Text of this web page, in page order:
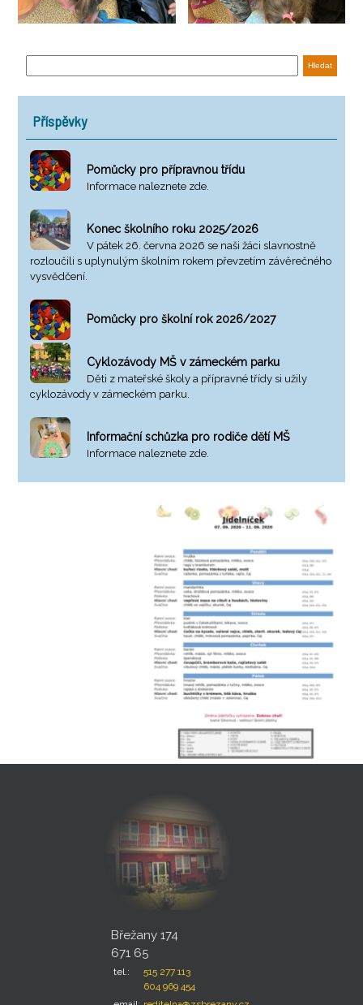
Příspěvky
Pomůcky pro přípravnou třídu
Informace naleznete zde.
Konec školního roku 2025/2026
V pátek 26. června 2026 se naši žáci slavnostně
rozloučili s uplynulým školním rokem převzetím závěrečného
vysvědčení.
Pomůcky pro školní rok 2026/2027
Cyklozávody MŠ v zámeckém parku
Děti z mateřské školy a přípravné třídy si užily
cyklozávody v zámeckém parku.
Informační schůzka pro rodiče dětí MŠ
Informace naleznete zde.
Břežany 174
671 65
tel.:
515 277 113
604 969 454